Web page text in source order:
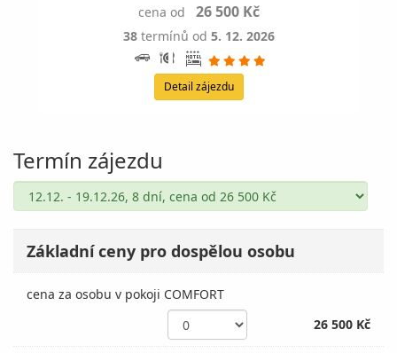
cena od
26 500 Kč
38termínů od 5. 12. 2026
Detail zájezdu
Termín zájezdu
Základní ceny pro dospělou osobu
cena za osobu v pokoji COMFORT
26 500 Kč